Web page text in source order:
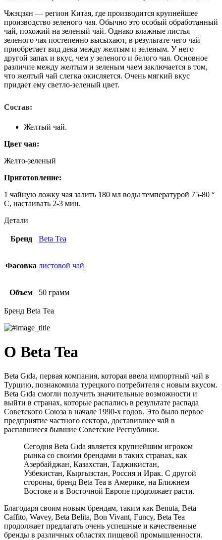
Чжэцзян — регион Китая, где производится крупнейшее
производство зеленого чая. Обычно это особый обработанный
чай, похожий на зеленый чай. Однако влажные листья
зеленого чая постепенно высыхают, в результате чего чай
приобретает вид дека между желтым и зеленым. У него
другой запах и вкус, чем у зеленого и белого чая. Основное
различие между желтым и зеленым чаем заключается в том,
что желтый чай слегка окисляется. Очень мягкий вкус
придает ему светло-зеленый цвет.
Состав:
Желтый чай.
Цвет чая:
Желто-зеленый
Приготовление:
1 чайную ложку чая залить 180 мл воды температурой 75-80 °
C, настаивать 2-3 мин.
Детали
Бренд Beta Tea
Фасовка листовой чай
Объем 50 грамм
Бренд Beta Tea
О Beta Tea
Beta Gıda, первая компания, которая ввела импортный чай в
Турцию, познакомила турецкого потребителя с новым вкусом.
Beta Gıda смогли получить значительные возможности и
выйти в странах, которые распались в результате распада
Советского Союза в начале 1990-х годов. Это было первое
предприятие частного сектора, доставившее чай в
распавшиеся бывшие Советские Республики.
Сегодня Beta Gıda является крупнейшим игроком
рынка со своими брендами в таких странах, как
Азербайджан, Казахстан, Таджикистан,
Узбекистан, Кыргызстан, Россия и Ирак. С другой
стороны, бренд Beta Tea в Америке, на Ближнем
Востоке и в Восточной Европе продолжает расти.
Благодаря своим новым брендам, таким как Benuta, Beta
Caffito, Wavey, Beta Belita, Bon Vivant, Funcy, Beta Tea
продолжает предлагать очень успешные и качественные
бренды в различных областях пищевой промышленности.